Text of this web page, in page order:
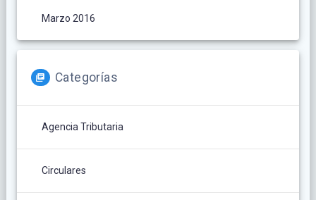
Marzo 2016
Categorías
Agencia Tributaria
Circulares